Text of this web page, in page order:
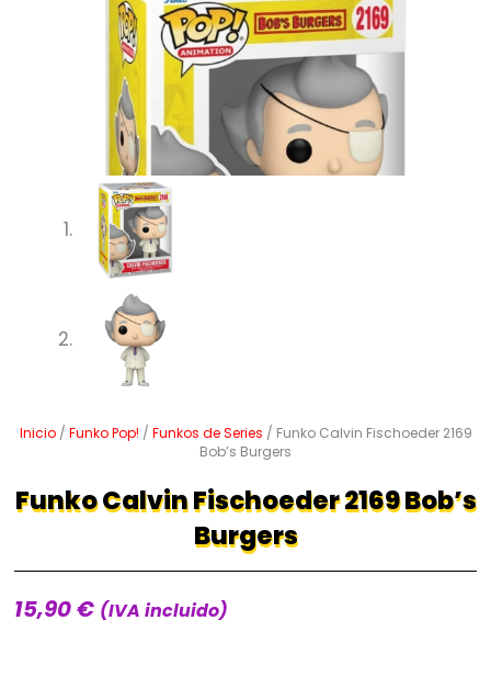
Inicio/ Funko Pop! / Funkos de Series / Funko Calvin Fischoeder 2169
Bob’s Burgers
Funko Calvin Fischoeder 2169 Bob’s
Burgers
15,90€ (IVA incluido)